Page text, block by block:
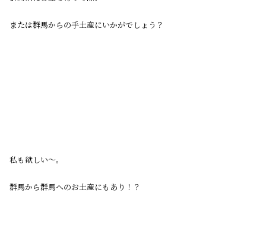
または群馬からの手土産にいかがでしょう？
私も欲しい〜。
群馬から群馬へのお土産にもあり！？